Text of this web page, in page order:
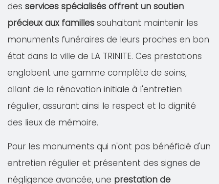
des services spécialisés offrent un soutien
précieux aux familles souhaitant maintenir les
monuments funéraires de leurs proches en bon
état dans la ville de LA TRINITE. Ces prestations
englobent une gamme complète de soins,
allant de la rénovation initiale à l'entretien
régulier, assurant ainsi le respect et la dignité
des lieux de mémoire.
Pour les monuments qui n'ont pas bénéficié d'un
entretien régulier et présentent des signes de
négligence avancée, une prestation de